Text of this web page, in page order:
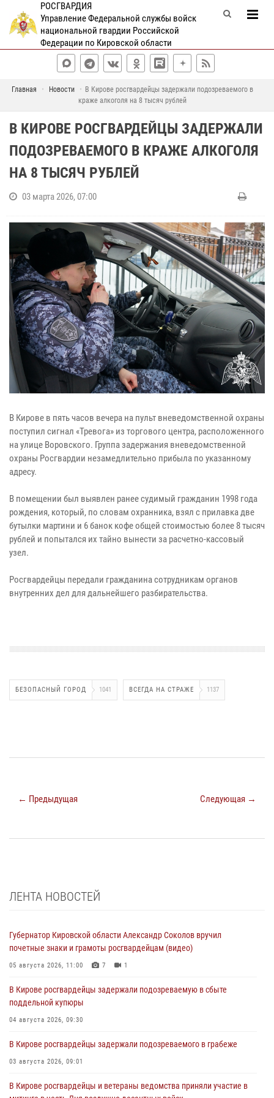
РОСГВАРДИЯ
Управление Федеральной службы войск
национальной гвардии Российской
Федерации по Кировской области
Главная Новости
В Кирове росгвардейцы задержали подозреваемого в
краже алкоголя на 8 тысяч рублей
В КИРОВЕ РОСГВАРДЕЙЦЫ ЗАДЕРЖАЛИ
ПОДОЗРЕВАЕМОГО В КРАЖЕ АЛКОГОЛЯ
НА 8 ТЫСЯЧ РУБЛЕЙ
03 марта 2026, 07:00
В Кирове в пять часов вечера на пульт вневедомственной охраны
поступил сигнал «Тревога» из торгового центра, расположенного
на улице Воровского. Группа задержания вневедомственной
охраны Росгвардии незамедлительно прибыла по указанному
адресу.
В помещении был выявлен ранее судимый гражданин 1998 года
рождения, который, по словам охранника, взял с прилавка две
бутылки мартини и 6 банок кофе общей стоимостью более 8 тысяч
рублей и попытался их тайно вынести за расчетно-кассовый
узел.
Росгвардейцы передали гражданина сотрудникам органов
внутренних дел для дальнейшего разбирательства.
БЕЗОПАСНЫЙ ГОРОД 1041 ВСЕГДА НА СТРАЖЕ 1137
← Предыдущая Следующая →
ЛЕНТА НОВОСТЕЙ
Губернатор Кировской области Александр Соколов вручил
почетные знаки и грамоты росгвардейцам (видео)
05 августа 2026, 11:00 7 1
В Кирове росгвардейцы задержали подозреваемую в сбыте
поддельной купюры
04 августа 2026, 09:30
В Кирове росгвардейцы задержали подозреваемого в грабеже
03 августа 2026, 09:01
В Кирове росгвардейцы и ветераны ведомства приняли участие в